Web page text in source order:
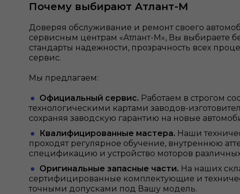
Почему выбирают Атлант-М
Доверяя обслуживание и ремонт своего
сервисным центрам «Атлант-М», Вы выбираете
стандарты надежности, прозрачность всех
сервис.
Мы предлагаем:
Официальный сервис. Работаем в строгом
технологическими картами заводов-
сохраняя заводскую гарантию на новые
Квалифицированные мастера. Наши
проходят регулярное обучение, внутреннюю
спецификацию и устройство моторов
Оригинальные запасные части. На наших
сертифицированные комплектующие и
точными допусками под Вашу модель.